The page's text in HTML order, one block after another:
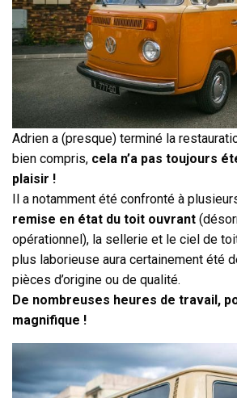
Adrien a (presque) terminé la
bien compris, cela n’a pas toujours
plaisir !
Il a notamment été confronté à
remise en état du toit ouvrant
opérationnel), la sellerie et le ciel de
plus laborieuse aura certainement été
pièces d’origine ou de qualité.
De nombreuses heures de travail,
magnifique !